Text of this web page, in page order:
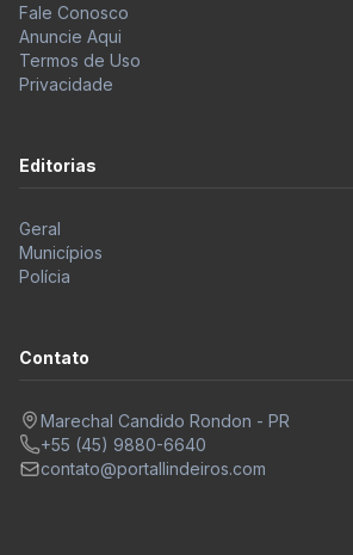
Fale Conosco
Anuncie Aqui
Termos de Uso
Privacidade
Editorias
Geral
Municípios
Polícia
Contato
Marechal Candido Rondon - PR
+55 (45) 9880-6640
contato@portallindeiros.com